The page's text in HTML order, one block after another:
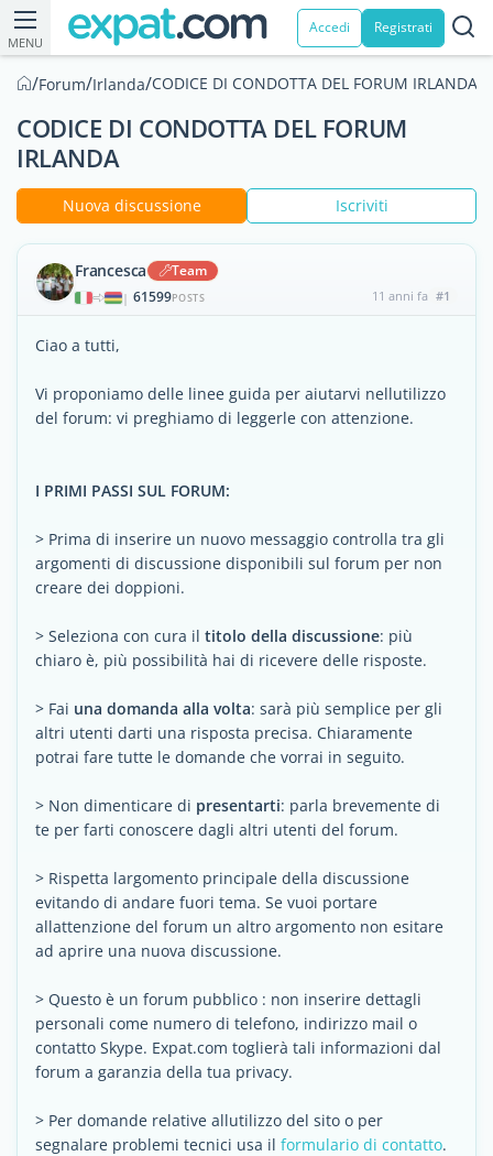
MENU
Accedi Registrati
/Forum/Irlanda/CODICE DI CONDOTTA DEL FORUM IRLANDA
CODICE DI CONDOTTA DEL FORUM
IRLANDA
Nuova discussione Iscriviti
Francesca Team
| 61599POSTS 11 anni fa #1
Ciao a tutti,
Vi proponiamo delle linee guida per aiutarvi nellutilizzo
del forum: vi preghiamo di leggerle con attenzione.
I PRIMI PASSI SUL FORUM:
> Prima di inserire un nuovo messaggio controlla tra gli
argomenti di discussione disponibili sul forum per non
creare dei doppioni.
> Seleziona con cura il titolo della discussione: più
chiaro è, più possibilità hai di ricevere delle risposte.
> Fai una domanda alla volta: sarà più semplice per gli
altri utenti darti una risposta precisa. Chiaramente
potrai fare tutte le domande che vorrai in seguito.
> Non dimenticare di presentarti: parla brevemente di
te per farti conoscere dagli altri utenti del forum.
> Rispetta largomento principale della discussione
evitando di andare fuori tema. Se vuoi portare
allattenzione del forum un altro argomento non esitare
ad aprire una nuova discussione.
> Questo è un forum pubblico : non inserire dettagli
personali come numero di telefono, indirizzo mail o
contatto Skype. Expat.com toglierà tali informazioni dal
forum a garanzia della tua privacy.
> Per domande relative allutilizzo del sito o per
segnalare problemi tecnici usa il formulario di contatto.